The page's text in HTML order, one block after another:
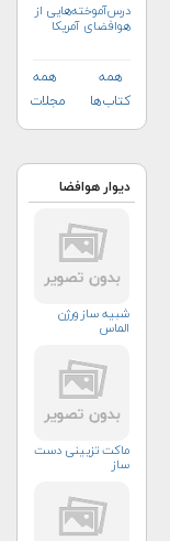
درس‌آموخته‌هایی از
هوافضای آمریکا
همه
کتاب‌ها
همه
مجلات
دیوار هوافضا
شبیه ساز ورژن
الماس
ماکت تزیینی دست
ساز